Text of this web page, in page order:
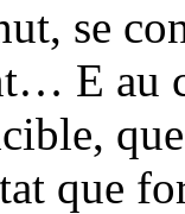
se
E au
que